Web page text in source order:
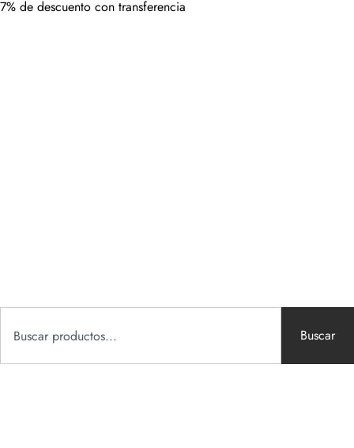
7% de descuento con transferencia
Buscar